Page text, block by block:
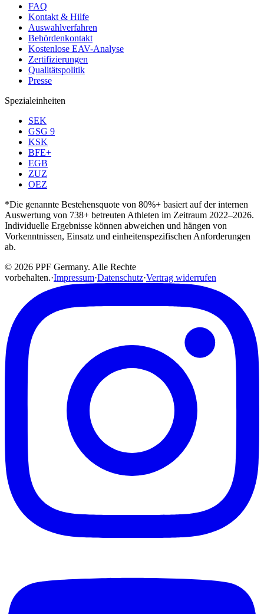
FAQ
Kontakt & Hilfe
Auswahlverfahren
Behördenkontakt
Kostenlose EAV-Analyse
Zertifizierungen
Qualitätspolitik
Presse
Spezialeinheiten
SEK
GSG 9
KSK
BFE+
EGB
ZUZ
OEZ
*Die genannte Bestehensquote von 80%+ basiert auf der internen
Auswertung von 738+ betreuten Athleten im Zeitraum 2022–2026.
Individuelle Ergebnisse können abweichen und hängen von
Vorkenntnissen, Einsatz und einheitenspezifischen Anforderungen
ab.
© 2026 PPF Germany. Alle Rechte
vorbehalten.·Impressum·Datenschutz·Vertrag widerrufen